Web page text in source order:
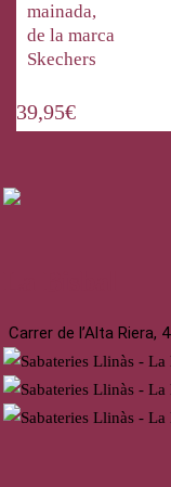
mainada,
de la marca
Skechers
39,95€
Carrer de l’Alta Riera, 4